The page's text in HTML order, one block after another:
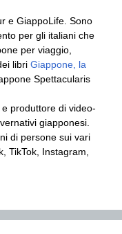
e GiappoLife. Sono
per gli italiani che
per viaggio,
libri Giappone, la
Spettacularis
produttore di video-
giapponesi.
di persone sui vari
TikTok, Instagram,